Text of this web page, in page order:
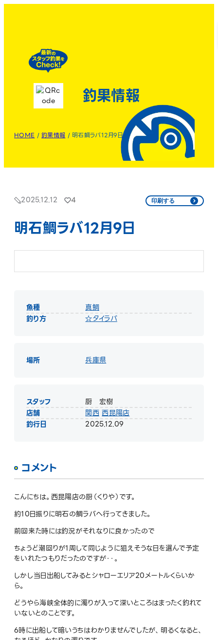
釣果情報
HOME /釣果情報 / 明石鯛ラバ12月9日
2025.12.12 4 印刷する
明石鯛ラバ12月9日
魚種
真鯛
釣り方
☆タイラバ
場所 兵庫県
スタッフ
厨 宏樹
店舗
関西 西昆陽店
釣行日
2025.12.09
コメント
こんにちは。西昆陽店の厨（くりや）です。
約10日振りに明石の鯛ラバへ行ってきました。
前回来た時には釣況がそれなりに良かったので
ちょうど潮回りが1周して同じように狙えそうな日を選んで予定
をいれたつもりだったのですが・・。
しかし当日出船してみるとシャローエリア20メートルくらいか
ら。
どうやら海峡全体的に濁りが入って深いところはまったく釣れて
いないとのことです。
6時に出船して暗いうちはわかりませんでしたが、明るくなると、